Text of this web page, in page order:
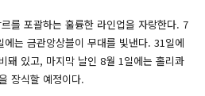
를 포괄하는 훌륭한 라인업을 자랑한다. 7
는 금관앙상블이 무대를 빛낸다. 31일에
돼 있고, 마지막 날인 8월 1일에는 홀리콰
장식할 예정이다.